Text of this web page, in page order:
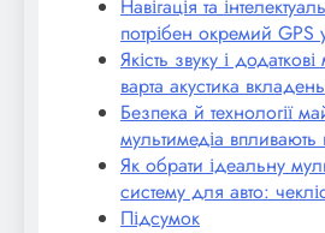
Навігація та
потрібен окремий
Якість звуку і
варта акустика вкладень
Безпека й технології
мультимедіа впливають
Як обрати ідеальну
систему для авто:
Підсумок